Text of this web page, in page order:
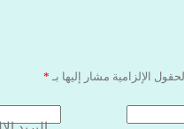
الحقول الإلزامية مشار إليها بـ *